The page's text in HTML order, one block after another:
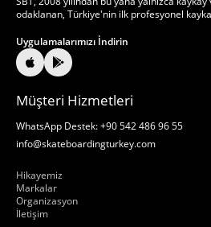
odaklanan, Türkiye'nin ilk profesyonel
Uygulamalarımızı İndirin
Müşteri Hizmetleri
WhatsApp Destek: +90 542 486 96 55
info@skateboardingturkey.com
Hikayemiz
Markalar
Organizasyon
İletişim